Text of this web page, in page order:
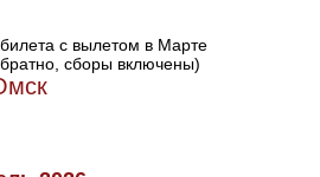
с вылетом в Марте
сборы включены)